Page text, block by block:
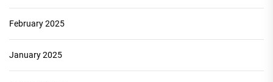
February 2025
January 2025